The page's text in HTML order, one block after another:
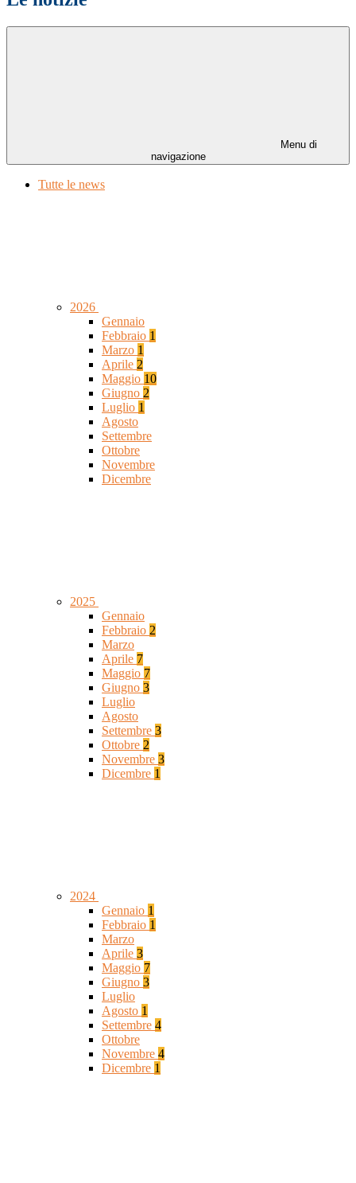
Menu di
navigazione
Tutte le news
2026
Gennaio
Febbraio 1
Marzo 1
Aprile 2
Maggio 10
Giugno 2
Luglio 1
Agosto
Settembre
Ottobre
Novembre
Dicembre
2025
Gennaio
Febbraio 2
Marzo
Aprile 7
Maggio 7
Giugno 3
Luglio
Agosto
Settembre 3
Ottobre 2
Novembre 3
Dicembre 1
2024
Gennaio 1
Febbraio 1
Marzo
Aprile 3
Maggio 7
Giugno 3
Luglio
Agosto 1
Settembre 4
Ottobre
Novembre 4
Dicembre 1